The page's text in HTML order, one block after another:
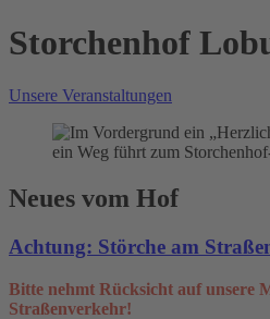
Storchenhof
Unsere Veranstaltungen
Neues vom Hof
Achtung: Störche am
Bitte nehmt Rücksicht auf unsere
Straßenverkehr!